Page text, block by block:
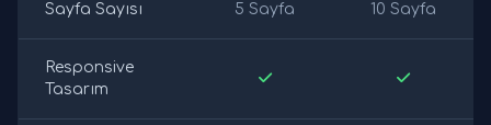
Sayfa Sayısı 5 Sayfa 10 Sayfa
Responsive
Tasarım